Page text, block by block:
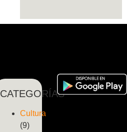
CATEGORÍAS
Cultura
(9)